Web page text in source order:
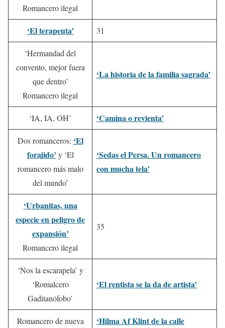
Romancero ilegal
‘El terapeuta’ 31
‘Hermandad del
convento, mejor fuera
que dentro’
Romancero ilegal
‘La historia de la familia sagrada’
‘IA, IA, OH’ ‘Camina o revienta’
Dos romanceros: ‘El
forajido’ y ‘El
romancero más malo
del mundo’
‘Sedas el Persa. Un romancero
con mucha tela’
‘Urbanitas, una
especie en peligro de
expansión’
Romancero ilegal
35
‘Nos la escarapela’ y
‘Romalcero
Gaditanófobo’
‘El rentista se la da de artista’
Romancero de nueva ‘Hilma Af Klint de la calle